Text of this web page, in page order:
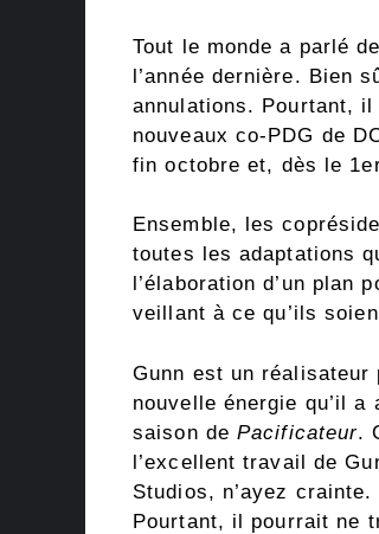
Tout le monde a parlé
l’année dernière. Bien
annulations. Pourtant,
nouveaux co-PDG de
fin octobre et, dès le
Ensemble, les
toutes les adaptations
l’élaboration d’un
veillant à ce qu’ils
Gunn est un réalisateur
nouvelle énergie qu’il a
saison de Pacificateur.
l’excellent travail de
Studios, n’ayez
Pourtant, il pourrait ne